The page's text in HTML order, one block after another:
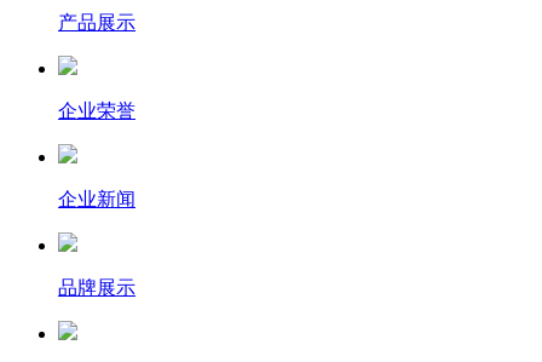
产品展示
企业荣誉
企业新闻
品牌展示